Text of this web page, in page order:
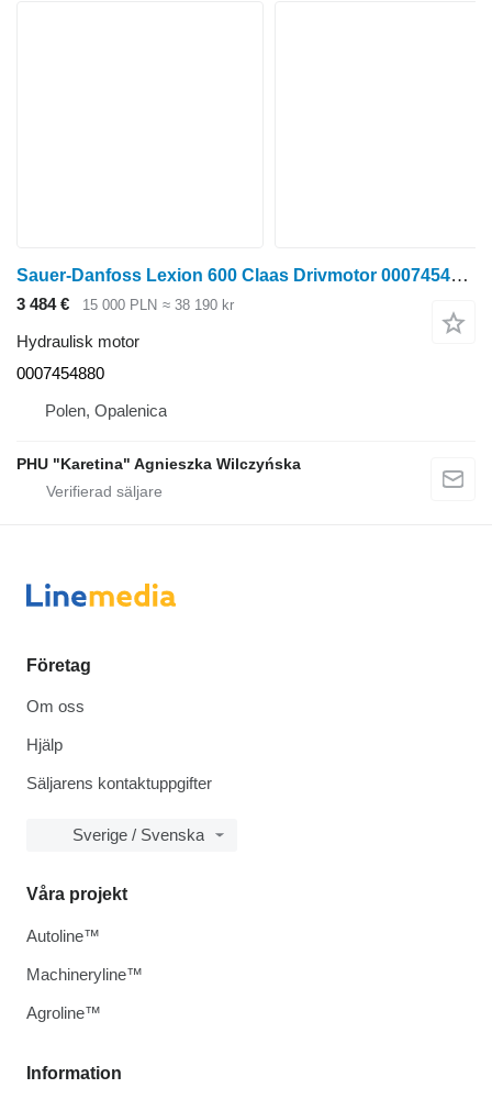
Sauer-Danfoss Lexion 600 Claas Drivmotor 0007454880, Sauer Danfoss 51V250 hydraulisk motor till Claas Lexion 600 skördetröska
3 484 € 15 000 PLN ≈ 38 190 kr
Hydraulisk motor
0007454880
Polen, Opalenica
PHU "Karetina" Agnieszka Wilczyńska
Företag
Om oss
Hjälp
Säljarens kontaktuppgifter
Sverige / Svenska
Information
Våra projekt
Autoline™
Machineryline™
Agroline™